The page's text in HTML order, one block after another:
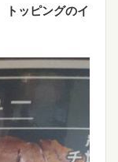
トッピングのイ